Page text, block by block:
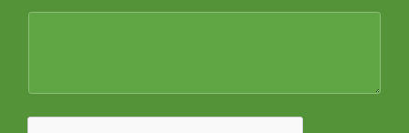
l